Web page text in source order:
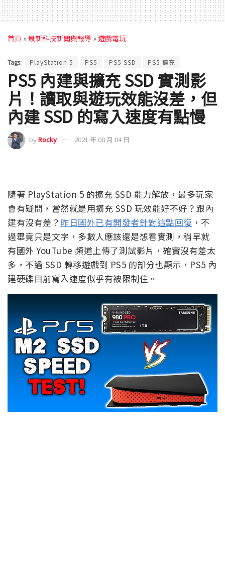
首頁 »最新科技新聞與報導 »遊戲電玩
Tags: PlayStation 5 PS5 PS5 SSD PS5 擴充
PS5 內建與擴充 SSD 實測影
片！讀取與遊玩效能沒差，但
內建 SSD 的寫入速度有點慢
byRocky 2021 年 08 月 04 日
隨著 PlayStation 5 的擴充 SSD 能力解放，最多玩家
會有疑問，當然就是用擴充 SSD 玩效能好不好？跟內
建有沒有差？ 昨日國外已有開發者針對這點回復 ，不
過畢竟只是文字，多數人應該還是想看實測，稍早就
有國外 YouTube 頻道上傳了測試影片，確實沒有差太
多，不過 SSD 轉移遊戲到 PS5 的部分也顯示，PS5 內
建硬碟目前寫入速度似乎有被限制住。